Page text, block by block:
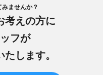
ませんか？
考えの方に
フが
します。